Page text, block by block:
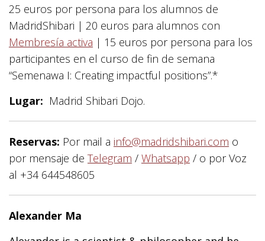
25 euros por persona para los alumnos de
MadridShibari | 20 euros para alumnos con
Membresía activa | 15 euros por persona para los
participantes en el curso de fin de semana
“Semenawa I: Creating impactful positions”.*
Lugar: Madrid Shibari Dojo.
Reservas: Por mail a info@madridshibari.com o
por mensaje de Telegram / Whatsapp / o por Voz
al +34 644548605
Alexander Ma